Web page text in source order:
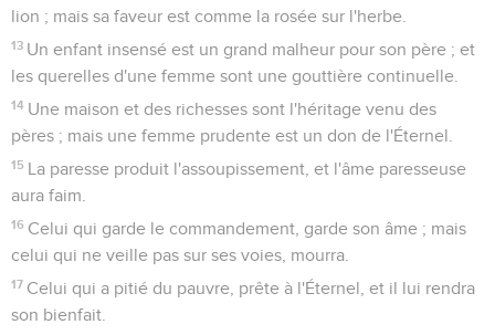
lion ; mais sa faveur est comme la rosée sur l'herbe.
13 Un enfant insensé est un grand malheur pour son père ; et
les querelles d'une femme sont une gouttière continuelle.
14 Une maison et des richesses sont l'héritage venu des
pères ; mais une femme prudente est un don de l'Éternel.
15 La paresse produit l'assoupissement, et l'âme paresseuse
aura faim.
16 Celui qui garde le commandement, garde son âme ; mais
celui qui ne veille pas sur ses voies, mourra.
17 Celui qui a pitié du pauvre, prête à l'Éternel, et il lui rendra
son bienfait.